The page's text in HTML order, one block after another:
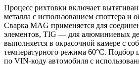
Процесс рихтовки включает
металла с использованием споттера и
Сварка MAG применяется для
элементов, TIG — для алюминиевых
выполняется в окрасочной камере с
температурного режима 60°C. Подбор
по VIN-коду автомобиля с